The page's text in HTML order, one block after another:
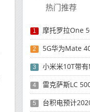
热门推荐
1 摩托罗拉One
2 5G华为Mate 40
3 小米米10T带有
4 雷克萨斯LC
5 台积电预计2020年8